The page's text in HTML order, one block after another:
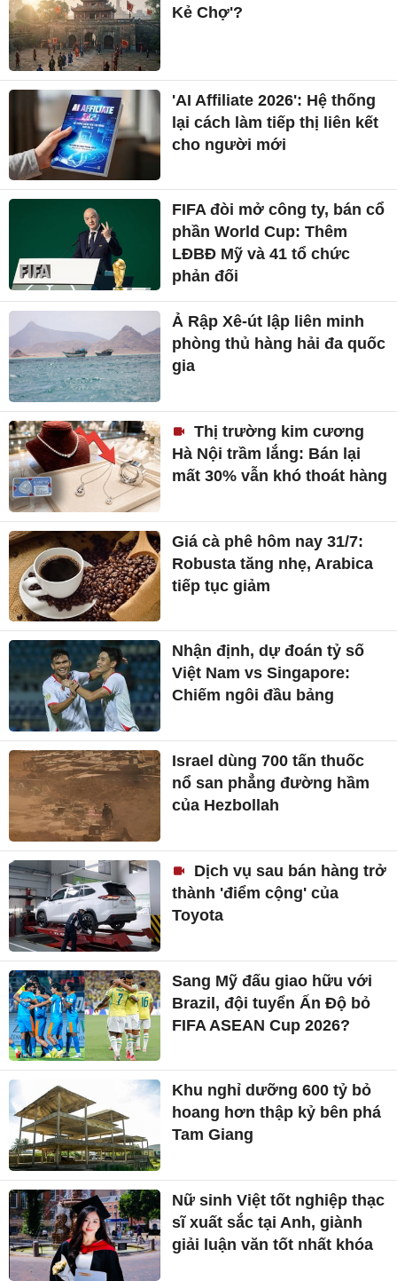
Kẻ Chợ'?
'AI Affiliate 2026': Hệ thống
lại cách làm tiếp thị liên kết
cho người mới
FIFA đòi mở công ty, bán cổ
phần World Cup: Thêm
LĐBĐ Mỹ và 41 tổ chức
phản đối
Ả Rập Xê-út lập liên minh
phòng thủ hàng hải đa quốc
gia
Thị trường kim cương
Hà Nội trầm lắng: Bán lại
mất 30% vẫn khó thoát hàng
Giá cà phê hôm nay 31/7:
Robusta tăng nhẹ, Arabica
tiếp tục giảm
Nhận định, dự đoán tỷ số
Việt Nam vs Singapore:
Chiếm ngôi đầu bảng
Israel dùng 700 tấn thuốc
nổ san phẳng đường hầm
của Hezbollah
Dịch vụ sau bán hàng trở
thành 'điểm cộng' của
Toyota
Sang Mỹ đấu giao hữu với
Brazil, đội tuyển Ấn Độ bỏ
FIFA ASEAN Cup 2026?
Khu nghỉ dưỡng 600 tỷ bỏ
hoang hơn thập kỷ bên phá
Tam Giang
Nữ sinh Việt tốt nghiệp thạc
sĩ xuất sắc tại Anh, giành
giải luận văn tốt nhất khóa